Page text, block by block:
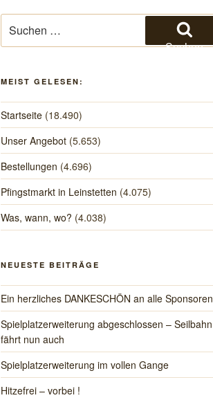
nach:
Suchen
MEIST GELESEN:
Startseite (18.490)
Unser Angebot (5.653)
Bestellungen (4.696)
Pfingstmarkt in Leinstetten (4.075)
Was, wann, wo? (4.038)
NEUESTE BEITRÄGE
Ein herzliches DANKESCHÖN an alle Sponsoren
Spielplatzerweiterung abgeschlossen – Seilbahn
fährt nun auch
Spielplatzerweiterung im vollen Gange
Hitzefrei – vorbei !